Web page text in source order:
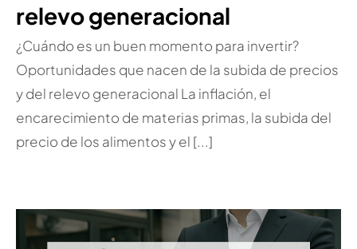
relevo generacional
¿Cuándo es un buen momento para invertir?
Oportunidades que nacen de la subida de precios
y del relevo generacional La inflación, el
encarecimiento de materias primas, la subida del
precio de los alimentos y el [...]